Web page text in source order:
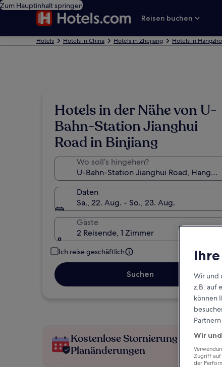
Zum Hauptinhalt springen
Reisen buchen
Hotels Hotels in China Hotels in Zhejiang Hotels in
Hotels in der Nähe von U-
Bahn-Station Jianghui
Road in Binjiang
Wo soll’s hingehen?
Daten
Sa., 22. Aug. - So., 23. Aug.
Gäste
2 Reisende, 1 Zimmer
Ich reise geschäftlich
Suchen
Kostenlose Stornierung bei
Planänderungen
Wir und
z.B. auf
können
Wir
Zugriff auf
der